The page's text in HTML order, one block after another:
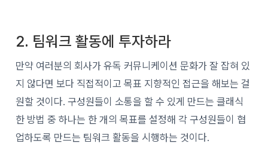
2. 팀워크 활동에 투자하라
만약 여러분의 회사가 유독 커뮤니케이션 문화가 잘 잡혀 있
지 않다면 보다 직접적이고 목표 지향적인 접근을 해보는 걸
원할 것이다. 구성원들이 소통을 할 수 있게 만드는 클래식
한 방법 중 하나는 한 개의 목표를 설정해 각 구성원들이 협
업하도록 만드는 팀워크 활동을 시행하는 것이다.